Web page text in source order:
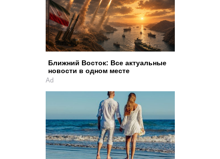
Ближний Восток: Все актуальные
новости в одном месте
Ad